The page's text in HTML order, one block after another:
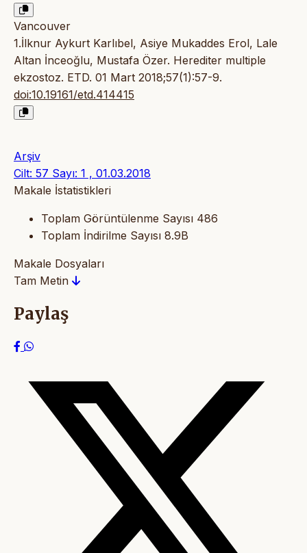
Vancouver
1.İlknur Aykurt Karlıbel, Asiye Mukaddes Erol, Lale
Altan İnceoğlu, Mustafa Özer. Herediter multiple
ekzostoz. ETD. 01 Mart 2018;57(1):57-9.
doi:10.19161/etd.414415
Arşiv
Cilt: 57 Sayı: 1 , 01.03.2018
Makale İstatistikleri
Toplam Görüntülenme Sayısı 486
Toplam İndirilme Sayısı 8.9B
Makale Dosyaları
Tam Metin
Paylaş